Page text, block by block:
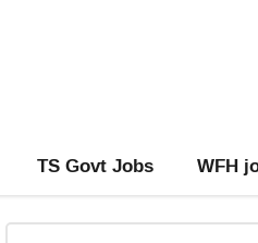
TS Govt Jobs WFH